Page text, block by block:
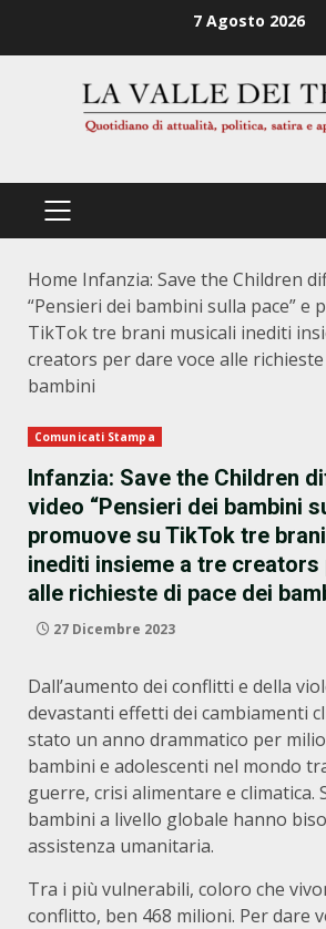
7 Agosto 2026
PRIMÄRES
Home Infanzia: Save the Children
“Pensieri dei bambini sulla pace” e
TikTok tre brani musicali inediti
creators per dare voce alle richieste
bambini
Comunicati Stampa
Infanzia: Save the Children
video “Pensieri dei bambini
promuove su TikTok tre
inediti insieme a tre creators
alle richieste di pace dei
27 Dicembre 2023
Dall’aumento dei conflitti e della
devastanti effetti dei cambiamenti
stato un anno drammatico per
bambini e adolescenti nel mondo
guerre, crisi alimentare e climatica.
bambini a livello globale hanno
assistenza umanitaria.
Tra i più vulnerabili, coloro che
conflitto, ben 468 milioni. Per dare